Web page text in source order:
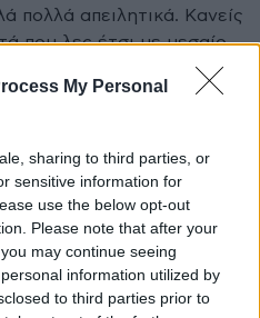
My Personal
sharing to third parties, or
sensitive information for
use the below opt-out
Please note that after your
may continue seeing
information utilized by
to third parties prior to
πολλά απειλητικά. Κανείς
που λες έτσι με μεσαίο
12:42
1